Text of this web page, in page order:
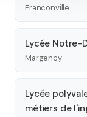
Franconville
Lycée Notre-
Margency
Lycée
métiers de